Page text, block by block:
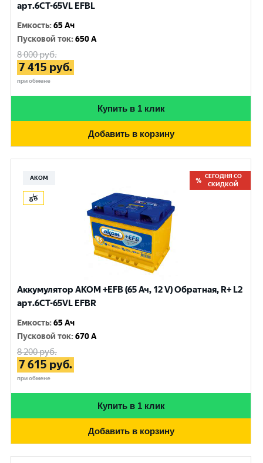
арт.6СТ-65VL EFBL
Емкость:65 Ач
Пусковой ток:650 A
8 000руб.
7 415 руб.
при обмене
Купить в 1 клик
Добавить в корзину
АКОМ
СЕГОДНЯ СО
СКИДКОЙ
Аккумулятор AKOM +EFB (65 Ач, 12 V) Обратная, R+ L2
арт.6CT-65VL EFBR
Емкость:65 Ач
Пусковой ток:670 A
8 200руб.
7 615 руб.
при обмене
Купить в 1 клик
Добавить в корзину